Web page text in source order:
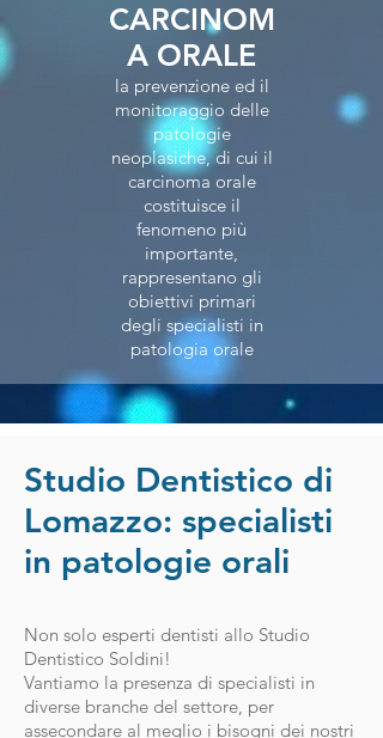
CARCINOM
A ORALE
la prevenzione ed il
monitoraggio delle
patologie
neoplasiche, di cui il
carcinoma orale
costituisce il
fenomeno più
importante,
rappresentano gli
obiettivi primari
degli specialisti in
patologia orale
Studio Dentistico di
Lomazzo: specialisti
in patologie orali
Non solo esperti dentisti allo Studio
Dentistico Soldini!
Vantiamo la presenza di specialisti in
diverse branche del settore, per
assecondare al meglio i bisogni dei nostri